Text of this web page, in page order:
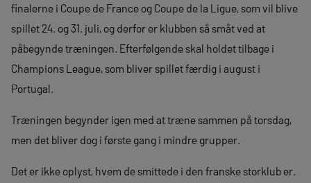
finalerne i Coupe de France og Coupe de la Ligue, som vil blive
spillet 24. og 31. juli, og derfor er klubben så småt ved at
påbegynde træningen. Efterfølgende skal holdet tilbage i
Champions League, som bliver spillet færdig i august i
Portugal.
Træningen begynder igen med at træne sammen på torsdag,
men det bliver dog i første gang i mindre grupper.
Det er ikke oplyst, hvem de smittede i den franske storklub er.